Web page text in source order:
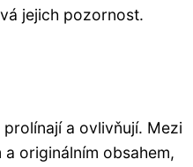
jejich pozornost.
a ovlivňují. Mezi
originálním obsahem,